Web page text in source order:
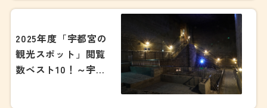
2025年度「宇都宮の
観光スポット」閲覧
数ベスト10！～宇都